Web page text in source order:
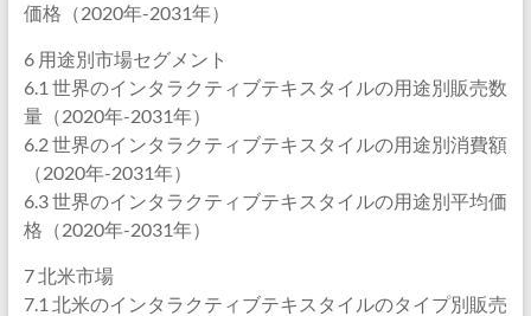
価格（2020年-2031年）
6 用途別市場セグメント
6.1 世界のインタラクティブテキスタイルの用途別販売数
量（2020年-2031年）
6.2 世界のインタラクティブテキスタイルの用途別消費額
（2020年-2031年）
6.3 世界のインタラクティブテキスタイルの用途別平均価
格（2020年-2031年）
7 北米市場
7.1 北米のインタラクティブテキスタイルのタイプ別販売